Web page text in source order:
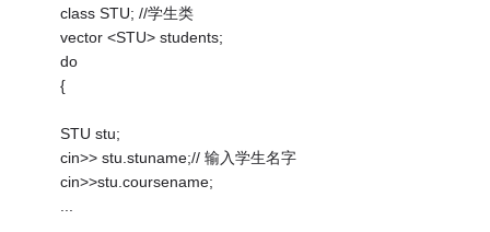
class STU; //学生类
vector <STU> students;
do
{
STU stu;
cin>> stu.stuname;// 输入学生名字
cin>>stu.coursename;
...